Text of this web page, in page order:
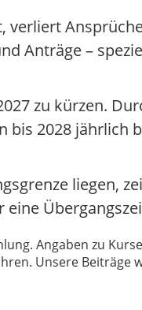
verliert
Anträge –
zu kürzen.
2028 jährlich
liegen,
eine
Angaben zu
Unsere Beiträge